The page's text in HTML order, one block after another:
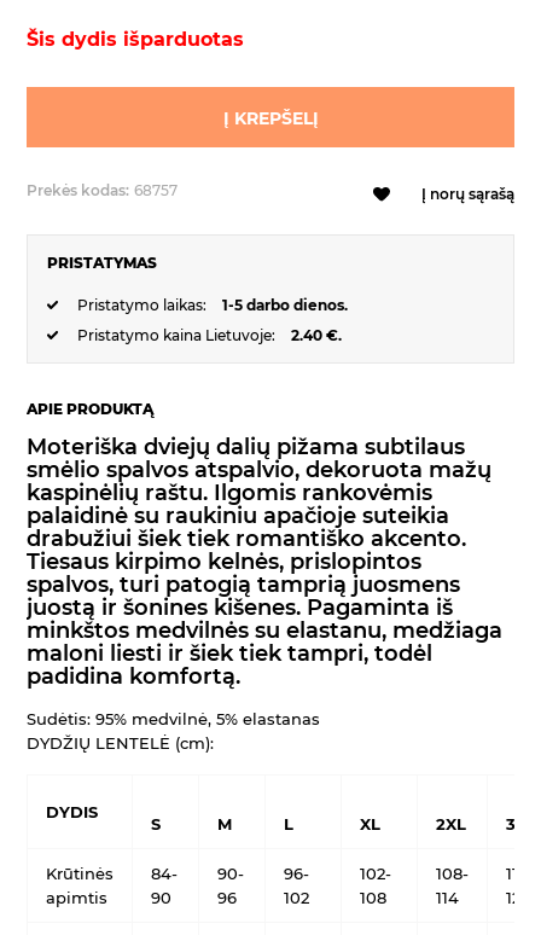
Šis dydis išparduotas
Į KREPŠELĮ
Prekės kodas: 68757 Į norų sąrašą
PRISTATYMAS
Pristatymo laikas:
1-5 darbo dienos.
Pristatymo kaina Lietuvoje:
2.40 €.
APIE PRODUKTĄ
Moteriška dviejų dalių pižama subtilaus
smėlio spalvos atspalvio, dekoruota mažų
kaspinėlių raštu. Ilgomis rankovėmis
palaidinė su raukiniu apačioje suteikia
drabužiui šiek tiek romantiško akcento.
Tiesaus kirpimo kelnės, prislopintos
spalvos, turi patogią tamprią juosmens
juostą ir šonines kišenes. Pagaminta iš
minkštos medvilnės su elastanu, medžiaga
maloni liesti ir šiek tiek tampri, todėl
padidina komfortą.
Sudėtis: 95% medvilnė, 5% elastanas
DYDŽIŲ LENTELĖ (cm):
DYDIS
S M L XL 2XL 3XL
Krūtinės
apimtis
84-
90
90-
96
96-
102
102-
108
108-
114
114-
122